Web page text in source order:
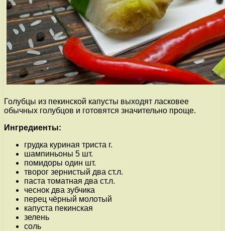
Голубцы из пекинской капусты выходят ласковее
обычных голубцов и готовятся значительно проще.
Ингредиенты:
грудка куриная триста г.
шампиньоны 5 шт.
помидоры один шт.
творог зернистый два ст.л.
паста томатная два ст.л.
чеснок два зубчика
перец чёрный молотый
капуста пекинская
зелень
соль